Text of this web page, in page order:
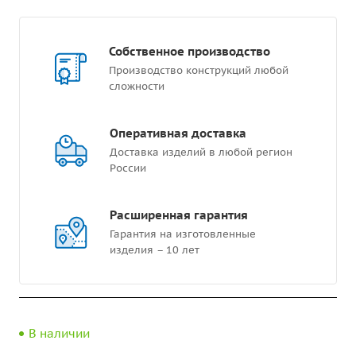
Собственное производство
Производство конструкций любой
сложности
Оперативная доставка
Доставка изделий в любой регион
России
Расширенная гарантия
Гарантия на изготовленные
изделия – 10 лет
В наличии